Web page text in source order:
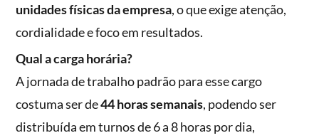
unidades físicas da empresa, o que exige atenção,
cordialidade e foco em resultados.
Qual a carga horária?
A jornada de trabalho padrão para esse cargo
costuma ser de44 horas semanais, podendo ser
distribuída em turnos de 6 a 8 horas por dia,